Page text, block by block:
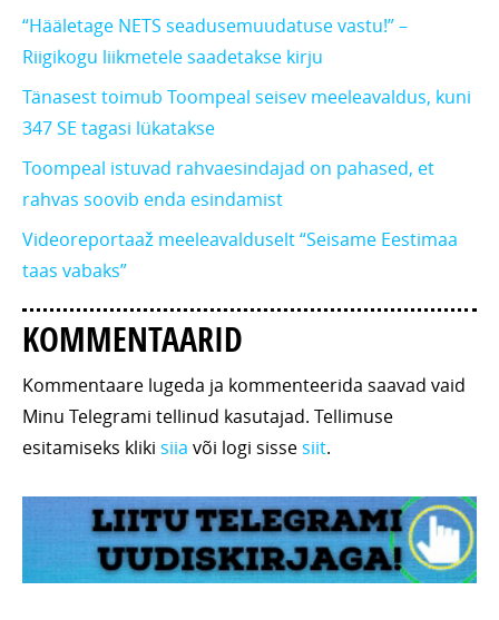
“Hääletage NETS seadusemuudatuse vastu!” –
Riigikogu liikmetele saadetakse kirju
Tänasest toimub Toompeal seisev meeleavaldus, kuni
347 SE tagasi lükatakse
Toompeal istuvad rahvaesindajad on pahased, et
rahvas soovib enda esindamist
Videoreportaaž meeleavalduselt “Seisame Eestimaa
taas vabaks”
KOMMENTAARID
Kommentaare lugeda ja kommenteerida saavad vaid
Minu Telegrami tellinud kasutajad. Tellimuse
esitamiseks kliki siia või logi sissesiit.